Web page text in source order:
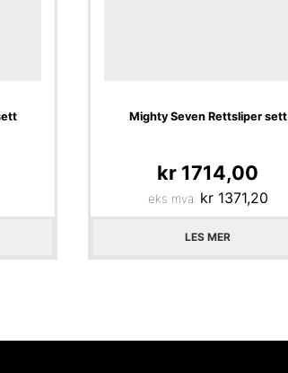
Mighty Seven Rettsliper sett
kr 1714,00
eks mva: kr1371,20
LES MER